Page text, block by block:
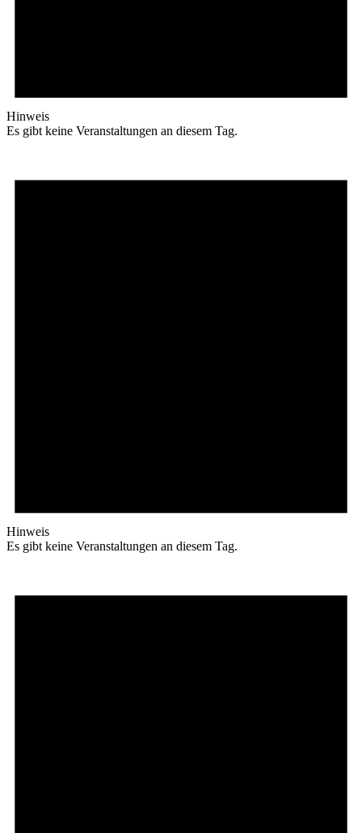
Hinweis
Es gibt keine Veranstaltungen an diesem Tag.
Hinweis
Es gibt keine Veranstaltungen an diesem Tag.